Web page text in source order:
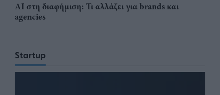
AI στη διαφήμιση: Τι αλλάζει για brands και
agencies
Startup